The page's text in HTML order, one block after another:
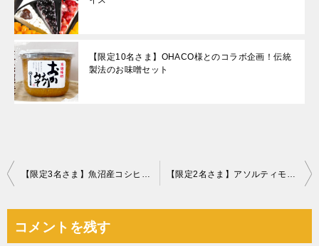
【限定10名さま】OHACO様とのコラボ企画！伝統
製法のお味噌セット
投
ビ
コメントを残す